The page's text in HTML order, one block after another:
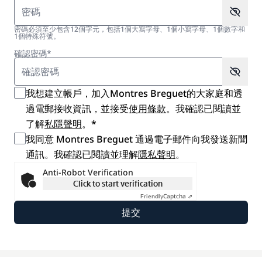
密碼必須至少包含12個字元，包括1個大寫字母、1個小寫字母、1個數字和
1個特殊符號。
確認密碼*
我想建立帳戶，加入Montres Breguet的大家庭和透
過電郵接收資訊，並接受使用條款。我確認已閱讀並
了解私隱聲明。*
我同意 Montres Breguet 通過電子郵件向我發送新聞
通訊。我確認已閱讀並理解隱私聲明。
Anti-Robot Verification
Click to start verification
FriendlyCaptcha ⇗